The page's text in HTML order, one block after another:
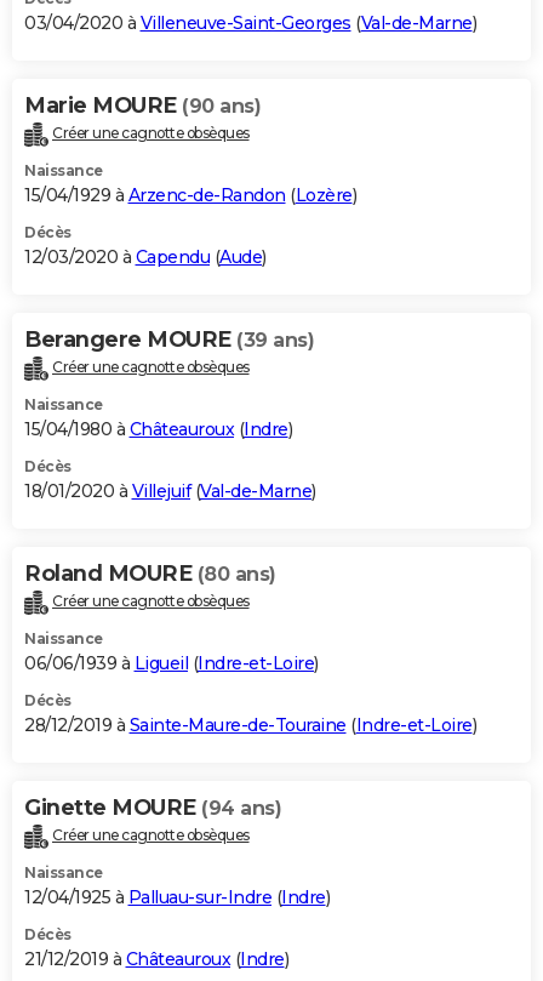
03/04/2020 à Villeneuve-Saint-Georges (Val-de-Marne)
Marie MOURE (90 ans)
Créer une cagnotte obsèques
Naissance
15/04/1929 à Arzenc-de-Randon (Lozère)
Décès
12/03/2020 à Capendu (Aude)
Berangere MOURE (39 ans)
Créer une cagnotte obsèques
Naissance
15/04/1980 à Châteauroux(Indre)
Décès
18/01/2020 à Villejuif(Val-de-Marne)
Roland MOURE (80 ans)
Créer une cagnotte obsèques
Naissance
06/06/1939 à Ligueil (Indre-et-Loire)
Décès
28/12/2019 à Sainte-Maure-de-Touraine (Indre-et-Loire)
Ginette MOURE (94 ans)
Créer une cagnotte obsèques
Naissance
12/04/1925 à Palluau-sur-Indre (Indre)
Décès
21/12/2019 à Châteauroux(Indre)